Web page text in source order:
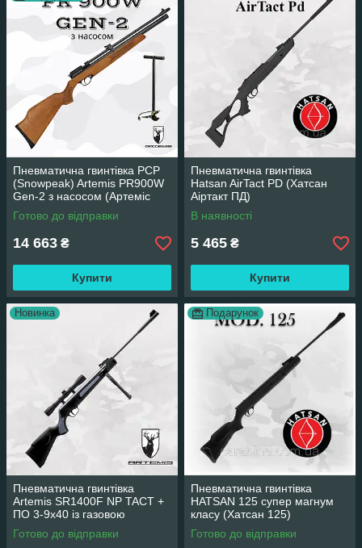
Пневматична гвинтівка PCP
(Snowpeak) Artemis PR900W
Gen-2 з насосом (Артеміс
ПР900)
Готово до відправки
14 663 ₴
Купити
Пневматична гвинтівка
Hatsan AirTact PD (Хатсан
Аіртакт ПД)
В наявності
5 465 ₴
Купити
Новинка
Пневматична гвинтівка
Artemis SR1400F NP TACT +
ПО 3-9x40 із газовою
пружиною (Артеміс
СР1400Ф)
Готово до відправки
Подарунок
Пневматична гвинтівка
HATSAN 125 супер магнум
класу (Хатсан 125)
Готово до відправки